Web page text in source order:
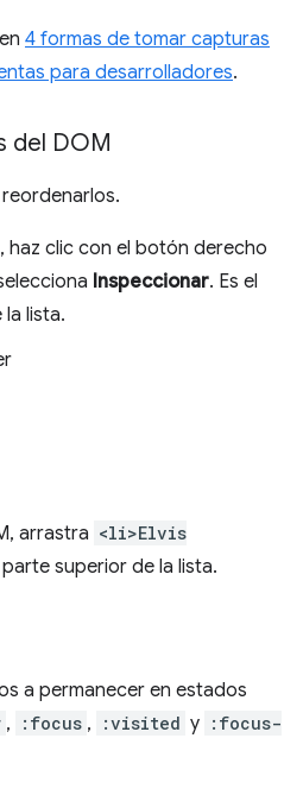
4 formas de tomar capturas
para desarrolladores.
del DOM
haz clic con el botón derecho
Inspeccionar. Es el
lista.
arrastra <li>Elvis
superior de la lista.
a permanecer en estados
, :focus , :visited y :focus-